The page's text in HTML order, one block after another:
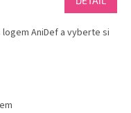
AniDef a vyberte si